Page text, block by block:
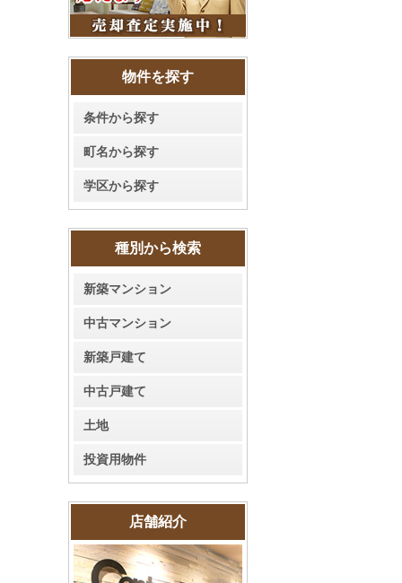
物件を探す
条件から探す
町名から探す
学区から探す
種別から検索
新築マンション
中古マンション
新築戸建て
中古戸建て
土地
投資用物件
店舗紹介